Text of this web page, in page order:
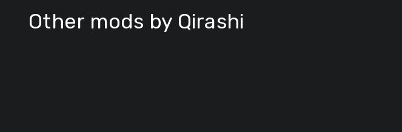
Other mods by Qirashi